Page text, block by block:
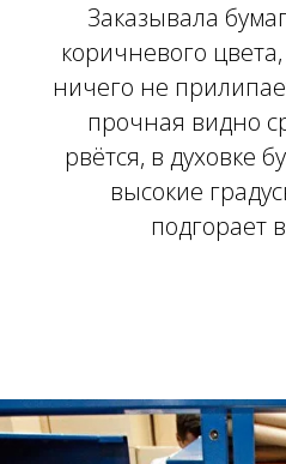
Заказывала
коричневого
ничего не
прочная видно
рвётся, в духовке
высокие
подгорает